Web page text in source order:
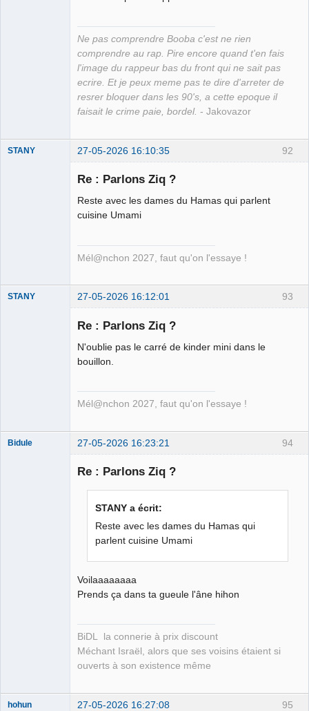
Ne pas comprendre Booba c'est ne rien
comprendre au rap. Pire encore quand t'en fais
l'image du rappeur bas du front qui ne sait pas
ecrire. Et je peux meme pas te dire d'arreter de
resrer bloquer dans les 90's, a cette epoque il
faisait le crime paie, bordel. - Jakovazor
92
STANY 27-05-2026 16:10:35
Re : Parlons Ziq ?
Reste avec les dames du Hamas qui parlent
cuisine Umami
Mél@nchon 2027, faut qu'on l'essaye !
93
STANY 27-05-2026 16:12:01
Re : Parlons Ziq ?
N'oublie pas le carré de kinder mini dans le
bouillon.
Mél@nchon 2027, faut qu'on l'essaye !
94
Bidule 27-05-2026 16:23:21
Re : Parlons Ziq ?
STANY a écrit:
Reste avec les dames du Hamas qui
parlent cuisine Umami
Voilaaaaaaaa
Prends ça dans ta gueule l'âne hihon
BiDL la connerie à prix discount
Méchant Israël, alors que ses voisins étaient si
ouverts à son existence même
95
hohun 27-05-2026 16:27:08